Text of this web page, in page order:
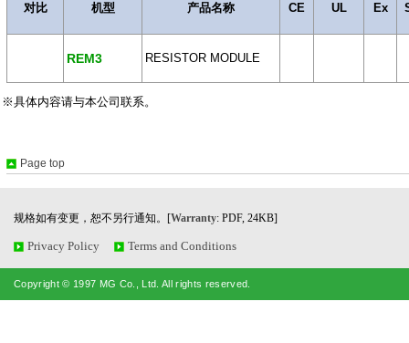
对比 机型 产品名称 CE UL Ex
REM3 RESISTOR MODULE
※具体内容请与本公司联系。
Page top
规格如有变更，恕不另行通知。[Warranty: PDF, 24KB]
Privacy Policy Terms and Conditions
Copyright © 1997 MG Co., Ltd. All rights reserved.